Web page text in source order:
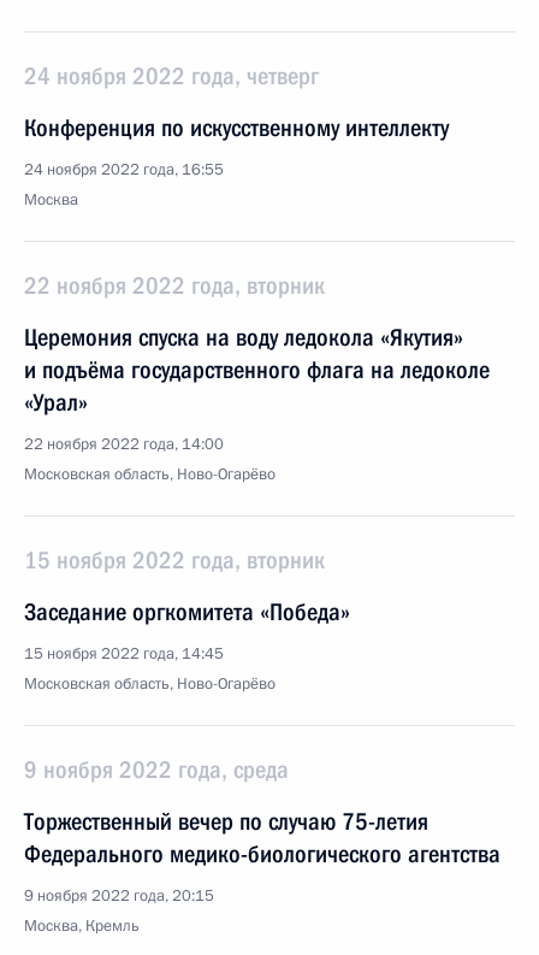
24 ноября 2022 года, четверг
Конференция по искусственному интеллекту
24 ноября 2022 года, 16:55
Москва
22 ноября 2022 года, вторник
Церемония спуска на воду ледокола «Якутия»
и подъёма государственного флага на ледоколе
«Урал»
22 ноября 2022 года, 14:00
Московская область, Ново-Огарёво
15 ноября 2022 года, вторник
Заседание оргкомитета «Победа»
15 ноября 2022 года, 14:45
Московская область, Ново-Огарёво
9 ноября 2022 года, среда
Торжественный вечер по случаю 75-летия
Федерального медико-биологического агентства
9 ноября 2022 года, 20:15
Москва, Кремль